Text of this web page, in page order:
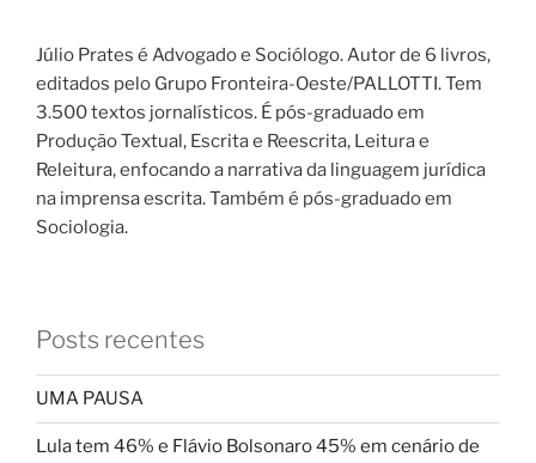
Júlio Prates é Advogado e Sociólogo. Autor de 6 livros,
editados pelo Grupo Fronteira-Oeste/PALLOTTI. Tem
3.500 textos jornalísticos. É pós-graduado em
Produção Textual, Escrita e Reescrita, Leitura e
Releitura, enfocando a narrativa da linguagem jurídica
na imprensa escrita. Também é pós-graduado em
Sociologia.
Posts recentes
UMA PAUSA
Lula tem 46% e Flávio Bolsonaro 45% em cenário de